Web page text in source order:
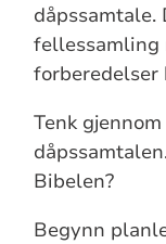
dåpssamtale.
fellessamling
Tenk
Bibelen?
Begynn